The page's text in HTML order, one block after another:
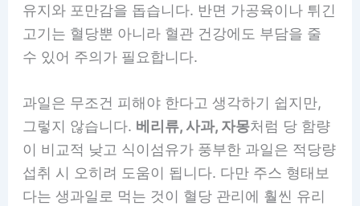
유지와 포만감을 돕습니다. 반면 가공육이나 튀긴
고기는 혈당뿐 아니라 혈관 건강에도 부담을 줄
수 있어 주의가 필요합니다.
과일은 무조건 피해야 한다고 생각하기 쉽지만,
그렇지 않습니다. 베리류, 사과, 자몽처럼 당 함량
이 비교적 낮고 식이섬유가 풍부한 과일은 적당량
섭취 시 오히려 도움이 됩니다. 다만 주스 형태보
다는 생과일로 먹는 것이 혈당 관리에 훨씬 유리